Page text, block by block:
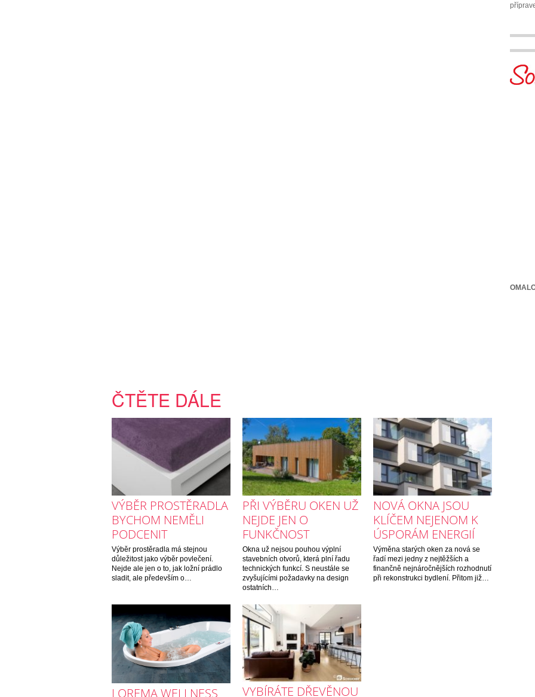
ČTĚTE DÁLE
VÝBĚR PROSTĚRADLA
BYCHOM NEMĚLI
PODCENIT
Výběr prostěradla má stejnou
důležitost jako výběr povlečení.
Nejde ale jen o to, jak ložní prádlo
sladit, ale především o…
PŘI VÝBĚRU OKEN UŽ
NEJDE JEN O
FUNKČNOST
Okna už nejsou pouhou výplní
stavebních otvorů, která plní řadu
technických funkcí. S neustále se
zvyšujícími požadavky na design
ostatních…
NOVÁ OKNA JSOU
KLÍČEM NEJENOM K
ÚSPORÁM ENERGIÍ
Výměna starých oken za nová se
řadí mezi jedny z nejtěžších a
finančně nejnáročnějších rozhodnutí
při rekonstrukci bydlení. Přitom již…
LOREMA WELLNESS VYBÍRÁTE DŘEVĚNOU